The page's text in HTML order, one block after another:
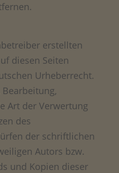
erstellten
diesen Seiten
Urheberrecht.
Art der Verwertung
des
der schriftlichen
Autors bzw.
und Kopien dieser